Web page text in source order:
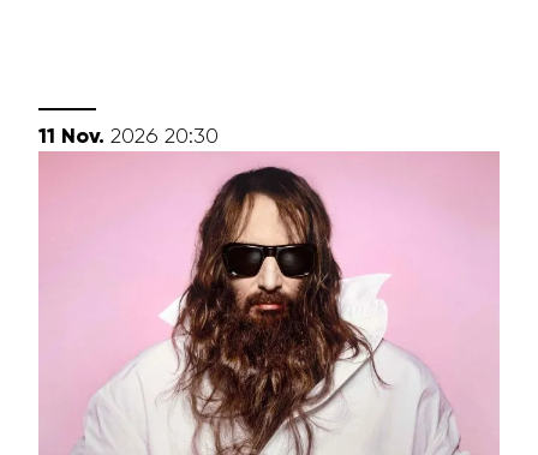
11 novembre
Nov. 2026 20:30